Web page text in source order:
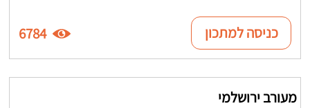
כניסה למתכון 6784
מעורב ירושלמי